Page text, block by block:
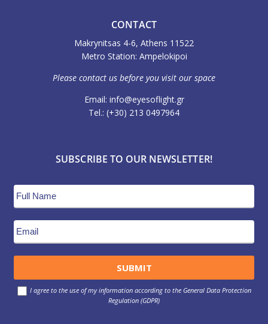
CONTACT
Makrynitsas 4-6, Athens 11522
Metro Station: Ampelokipoi
Please contact us before you visit our space
Email: info@eyesoflight.gr
Τel.: (+30) 213 0497964
SUBSCRIBE TO OUR NEWSLETTER!
I agree to the use of my information according to the General Data Protection
Regulation (GDPR)